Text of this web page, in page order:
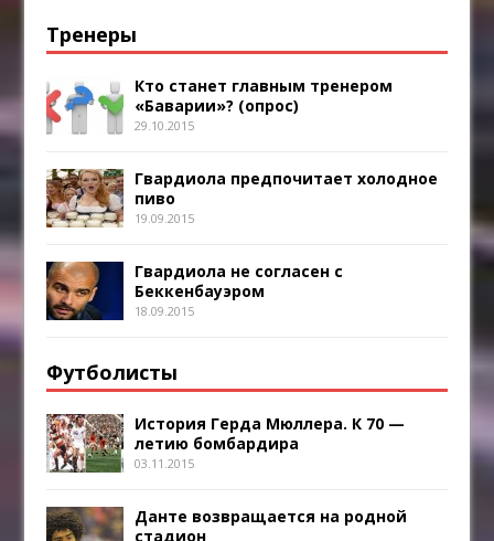
Тренеры
Кто станет главным тренером
«Баварии»? (опрос)
29.10.2015
Гвардиола предпочитает холодное
пиво
19.09.2015
Гвардиола не согласен с
Беккенбауэром
18.09.2015
Футболисты
История Герда Мюллера. К 70 —
летию бомбардира
03.11.2015
Данте возвращается на родной
стадион